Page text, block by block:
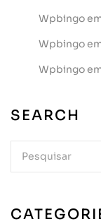
Wpbingo
Wpbingo
Wpbingo
SEARCH